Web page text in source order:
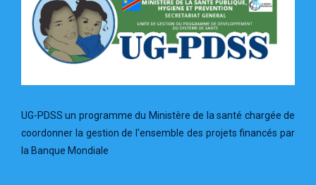
UG-PDSS un programme du Ministère de la santé chargée de
coordonner la gestion de l’ensemble des projets financés par
la Banque Mondiale